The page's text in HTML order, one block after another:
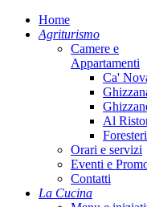
Home
Agriturismo
Camere e
Appartamenti
Ca'
Al
Orari e servizi
Eventi e
Contatti
La Cucina